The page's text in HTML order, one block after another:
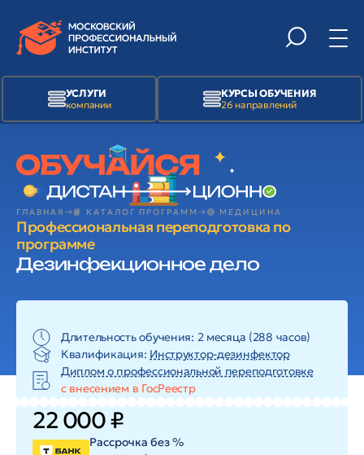
УСЛУГИ
компании
КУРСЫ ОБУЧЕНИЯ
26 направлений
ГЛАВНАЯ 📙 КАТАЛОГ ПРОГРАММ 🟢 МЕДИЦИНА
Профессиональная переподготовка по
программе
Дезинфекционное дело
Длительность обучения: 2 месяца (288 часов)
Квалификация: Инструктор-дезинфектор
Диплом о профессиональной переподготовке
с внесением в ГосРеестр
22 000 ₽
Рассрочка без %